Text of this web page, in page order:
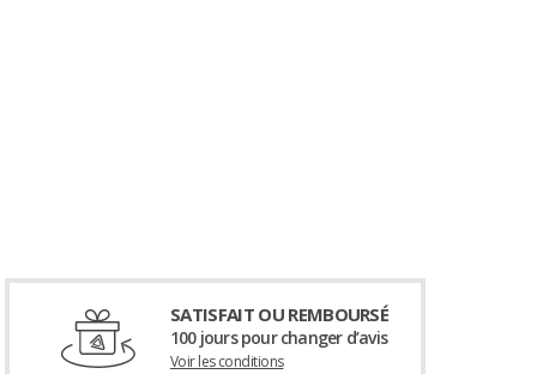
SATISFAIT OU REMBOURSÉ
100 jours pour changer d’avis
Voir les conditions